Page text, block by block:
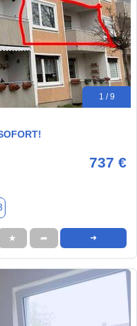
1 / 9
737 €
★ ➦ ➜